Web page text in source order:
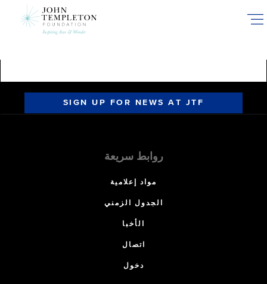
SIGN UP FOR NEWS AT JTF
روابط سريعة
مواد إعلامية
الجدول الزمني
الأخبا
اتصال
دخول